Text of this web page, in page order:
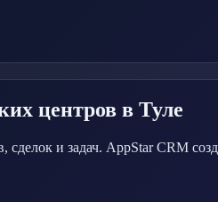
центров в Туле
сделок и задач. AppStar CRM